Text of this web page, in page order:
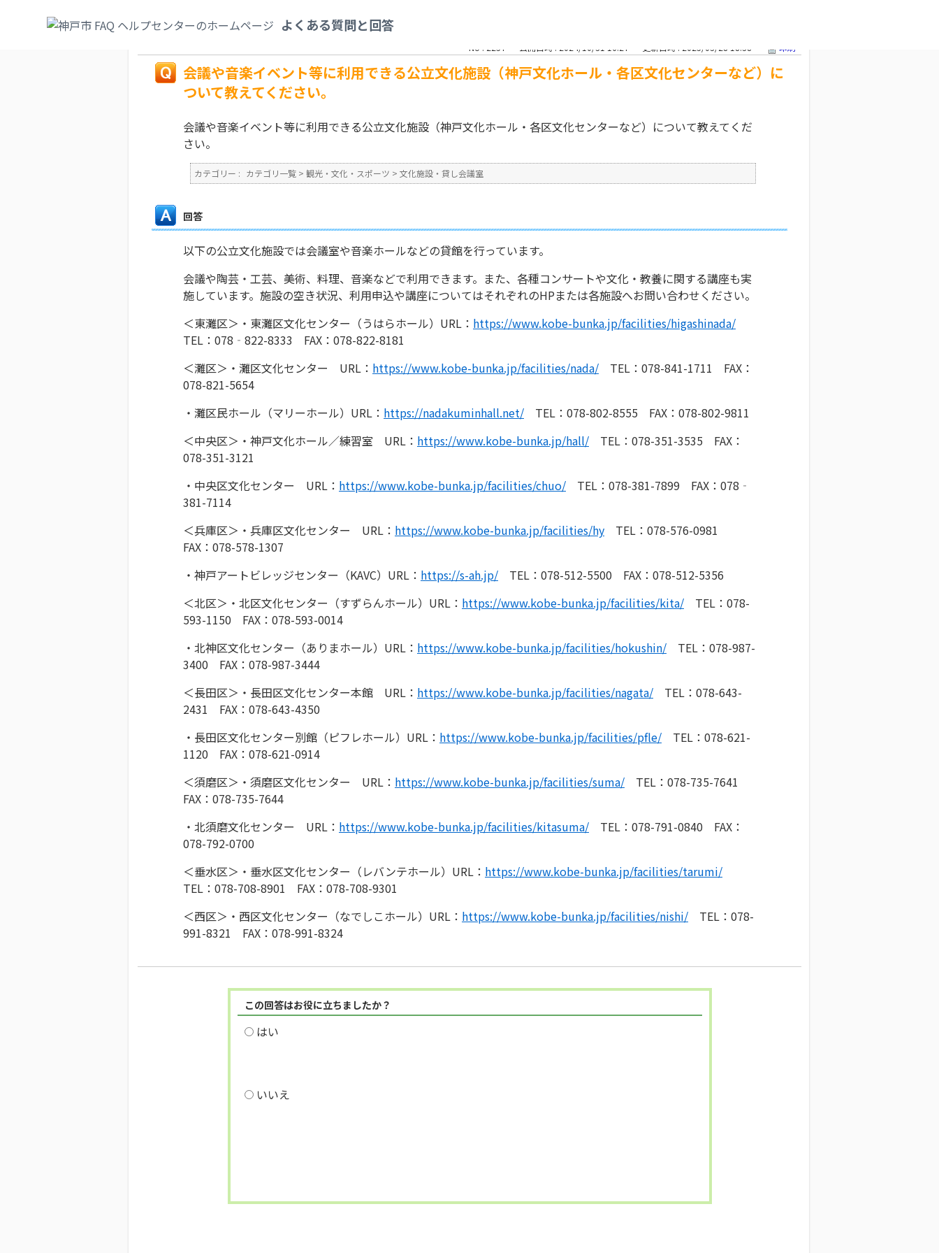
よくある質問と回答
文化センターなど）について教えてください。
No : 2257 公開日時 : 2024/10/31 16:27 更新日時 : 2025/03/28 18:38 印刷
会議や音楽イベント等に利用できる公立文化施設（神戸文化ホール・各区文化センターなど）に
ついて教えてください。
会議や音楽イベント等に利用できる公立文化施設（神戸文化ホール・各区文化センターなど）について教えてくだ
さい。
カテゴリー : カテゴリ一覧 > 観光・文化・スポーツ > 文化施設・貸し会議室
回答
以下の公立文化施設では会議室や音楽ホールなどの貸館を行っています。
会議や陶芸・工芸、美術、料理、音楽などで利用できます。また、各種コンサートや文化・教養に関する講座も実
施しています。施設の空き状況、利用申込や講座についてはそれぞれのHPまたは各施設へお問い合わせください。
＜東灘区＞・東灘区文化センター（うはらホール）URL： https://www.kobe-bunka.jp/facilities/higashinada/
TEL：078‐822-8333 FAX：078-822-8181
＜灘区＞・灘区文化センター URL： https://www.kobe-bunka.jp/facilities/nada/ TEL：078-841-1711 FAX：
078-821-5654
・灘区民ホール（マリーホール）URL： https://nadakuminhall.net/ TEL：078-802-8555 FAX：078-802-9811
＜中央区＞・神戸文化ホール／練習室 URL： https://www.kobe-bunka.jp/hall/ TEL：078-351-3535 FAX：
078-351-3121
・中央区文化センター URL： https://www.kobe-bunka.jp/facilities/chuo/ TEL：078-381-7899 FAX：078‐
381-7114
＜兵庫区＞・兵庫区文化センター URL： https://www.kobe-bunka.jp/facilities/hy TEL：078-576-0981
FAX：078-578-1307
・神戸アートビレッジセンター（KAVC）URL： https://s-ah.jp/ TEL：078-512-5500 FAX：078-512-5356
＜北区＞・北区文化センター（すずらんホール）URL： https://www.kobe-bunka.jp/facilities/kita/ TEL：078-
593-1150 FAX：078-593-0014
・北神区文化センター（ありまホール）URL： https://www.kobe-bunka.jp/facilities/hokushin/ TEL：078-987-
3400 FAX：078-987-3444
＜長田区＞・長田区文化センター本館 URL： https://www.kobe-bunka.jp/facilities/nagata/ TEL：078-643-
2431 FAX：078-643-4350
・長田区文化センター別館（ピフレホール）URL： https://www.kobe-bunka.jp/facilities/pfle/ TEL：078-621-
1120 FAX：078-621-0914
＜須磨区＞・須磨区文化センター URL： https://www.kobe-bunka.jp/facilities/suma/ TEL：078-735-7641
FAX：078-735-7644
・北須磨文化センター URL： https://www.kobe-bunka.jp/facilities/kitasuma/ TEL：078-791-0840 FAX：
078-792-0700
＜垂水区＞・垂水区文化センター（レバンテホール）URL： https://www.kobe-bunka.jp/facilities/tarumi/
TEL：078-708-8901 FAX：078-708-9301
＜西区＞・西区文化センター（なでしこホール）URL： https://www.kobe-bunka.jp/facilities/nishi/ TEL：078-
991-8321 FAX：078-991-8324
この回答はお役に立ちましたか？
はい
いいえ